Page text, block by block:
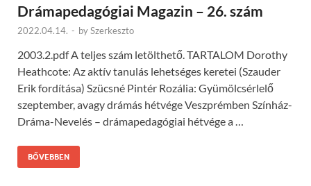
Drámapedagógiai Magazin – 26. szám
2022.04.14. - bySzerkeszto
2003.2.pdf A teljes szám letölthető. TARTALOM Dorothy
Heathcote: Az aktív tanulás lehetséges keretei (Szauder
Erik fordítása) Szücsné Pintér Rozália: Gyümölcsérlelő
szeptember, avagy drámás hétvége Veszprémben Színház-
Dráma-Nevelés – drámapedagógiai hétvége a …
BŐVEBBEN